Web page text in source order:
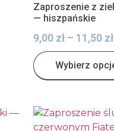
Zaproszenie z
— hiszpańskie
9,00 zł – 11,50 zł
Wybierz